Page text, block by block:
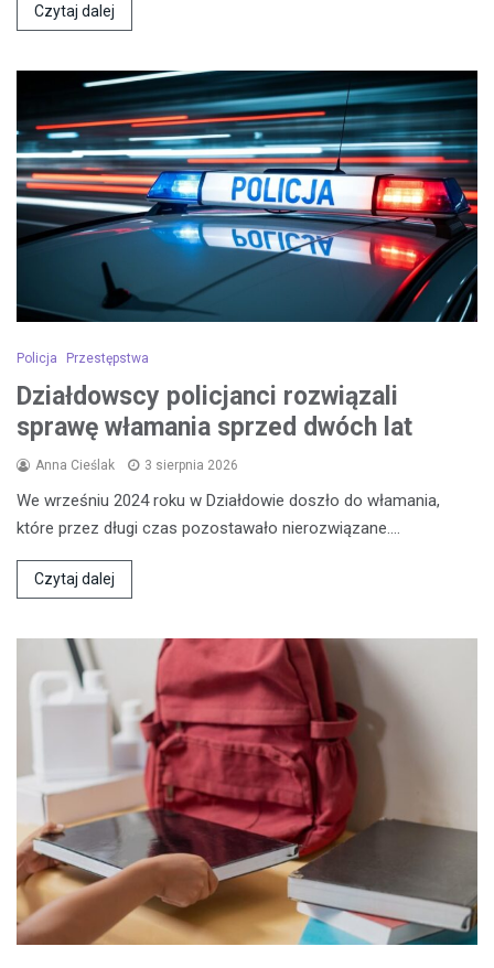
Czytaj dalej
Policja Przestępstwa
Działdowscy policjanci rozwiązali
sprawę włamania sprzed dwóch lat
Anna Cieślak 3 sierpnia 2026
We wrześniu 2024 roku w Działdowie doszło do włamania,
które przez długi czas pozostawało nierozwiązane.…
Czytaj dalej